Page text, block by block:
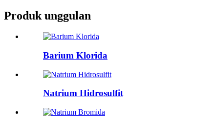
Produk unggulan
Barium Klorida
Natrium Hidrosulfit